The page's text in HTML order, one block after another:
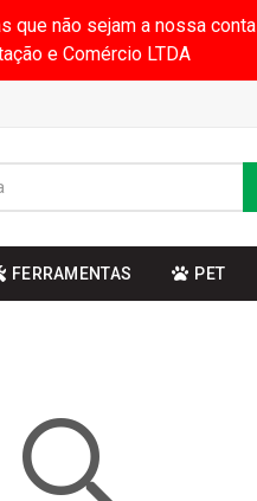
que não sejam a nossa
e Comércio LTDA
FERRAMENTAS PET